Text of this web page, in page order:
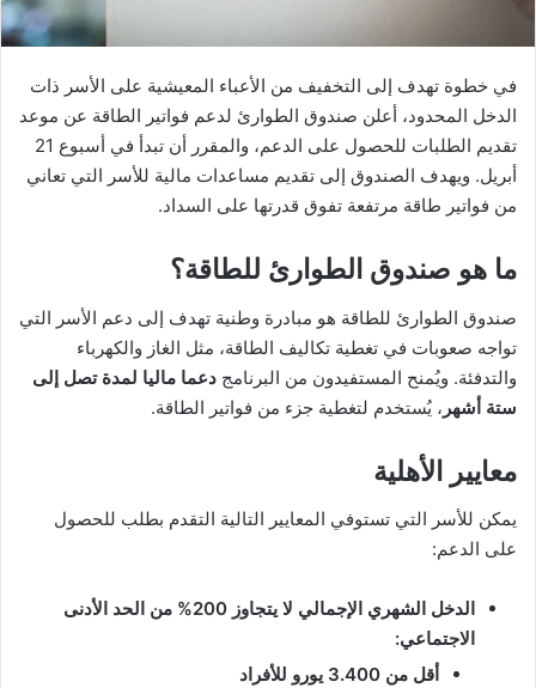
في خطوة تهدف إلى التخفيف من الأعباء المعيشية على الأسر ذات
الدخل المحدود، أعلن صندوق الطوارئ لدعم فواتير الطاقة عن موعد
تقديم الطلبات للحصول على الدعم، والمقرر أن تبدأ في أسبوع 21
أبريل. ويهدف الصندوق إلى تقديم مساعدات مالية للأسر التي تعاني
من فواتير طاقة مرتفعة تفوق قدرتها على السداد.
ما هو صندوق الطوارئ للطاقة؟
صندوق الطوارئ للطاقة هو مبادرة وطنية تهدف إلى دعم الأسر التي
تواجه صعوبات في تغطية تكاليف الطاقة، مثل الغاز والكهرباء
والتدفئة. ويُمنح المستفيدون من البرنامج دعما ماليا لمدة تصل إلى
ستة أشهر ، يُستخدم لتغطية جزء من فواتير الطاقة.
معايير الأهلية
يمكن للأسر التي تستوفي المعايير التالية التقدم بطلب للحصول
على الدعم:
الدخل الشهري الإجمالي لا يتجاوز 200% من الحد الأدنى
الاجتماعي:
أقل من 3.400 يورو للأفراد